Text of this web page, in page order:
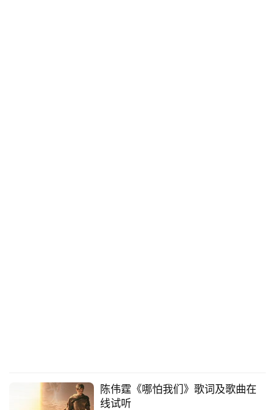
陈伟霆《哪怕我们》歌词及歌曲在
线试听